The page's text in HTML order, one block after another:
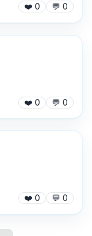
❤️ 0 💬 0
❤️ 0 💬 0
❤️ 0 💬 0